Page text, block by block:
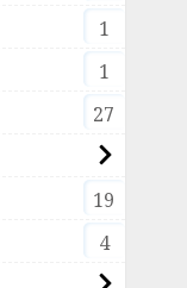
1
1
27
19
4